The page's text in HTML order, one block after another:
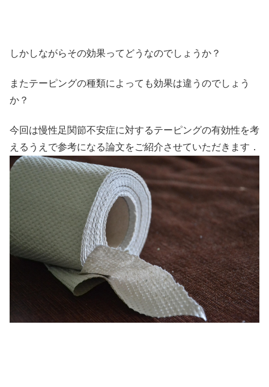
しかしながらその効果ってどうなのでしょうか？
またテーピングの種類によっても効果は違うのでしょう
か？
今回は慢性足関節不安症に対するテーピングの有効性を考
えるうえで参考になる論文をご紹介させていただきます．